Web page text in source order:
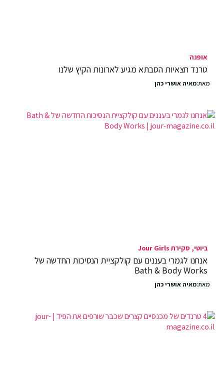
אופנה
טרנד חצאיות הסבתא מגיע לארונות הקיץ שלנו
מאת:מאיה אושרי כהן
ביוטי סקירת Jour Girls
אנחנו לגמרי בעננים עם קולקציית הנסיכות החדשה של
Bath & Body Works
מאת:מאיה אושרי כהן